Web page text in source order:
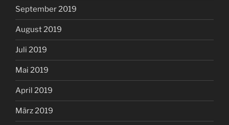
September 2019
August 2019
Juli 2019
Mai 2019
April 2019
März 2019